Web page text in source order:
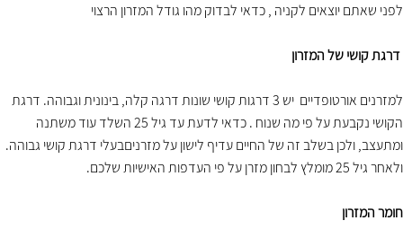
לפני שאתם יוצאים לקניה , כדאי לבדוק מהו גודל המזרון הרצוי
דרגת קושי של המזרון
למזרנים אורטופדיים יש 3 דרגות קושי שונות דרגה קלה, בינונית וגבוהה. דרגת
הקושי נקבעת על פי מה שנוח . כדאי לדעת עד גיל 25 השלד עוד משתנה
ומתעצב, ולכן בשלב זה של החיים עדיף לישון על מזרניםבעלי דרגת קושי גבוהה.
ולאחר גיל 25 מומלץ לבחון מזרן על פי העדפות האישיות שלכם.
חומר המזרון